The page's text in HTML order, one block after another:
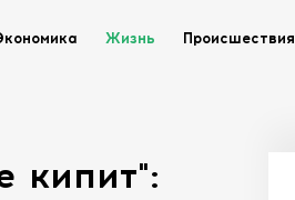
Жизнь Происшествия
кипит":